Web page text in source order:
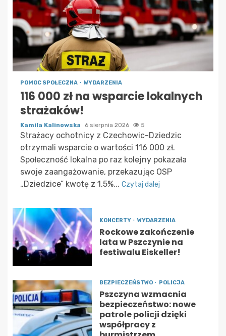
POMOC SPOŁECZNA WYDARZENIA
116 000 zł na wsparcie lokalnych
strażaków!
Kamila Kalinowska 6 sierpnia 2026 5
Strażacy ochotnicy z Czechowic-Dziedzic
otrzymali wsparcie o wartości 116 000 zł.
Społeczność lokalna po raz kolejny pokazała
swoje zaangażowanie, przekazując OSP
„Dziedzice” kwotę z 1,5%... Czytaj dalej
KONCERTY WYDARZENIA
Rockowe zakończenie
lata w Pszczynie na
festiwalu Eiskeller!
BEZPIECZEŃSTWO POLICJA
Pszczyna wzmacnia
bezpieczeństwo: nowe
patrole policji dzięki
współpracy z